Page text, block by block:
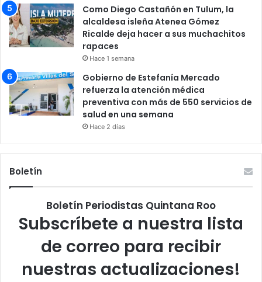
Como Diego Castañón en Tulum, la
alcaldesa isleña Atenea Gómez
Ricalde deja hacer a sus muchachitos
rapaces
Hace 1 semana
Gobierno de Estefanía Mercado
refuerza la atención médica
preventiva con más de 550 servicios de
salud en una semana
Hace 2 días
Boletín
Boletín Periodistas Quintana Roo
Subscríbete a nuestra lista
de correo para recibir
nuestras actualizaciones!